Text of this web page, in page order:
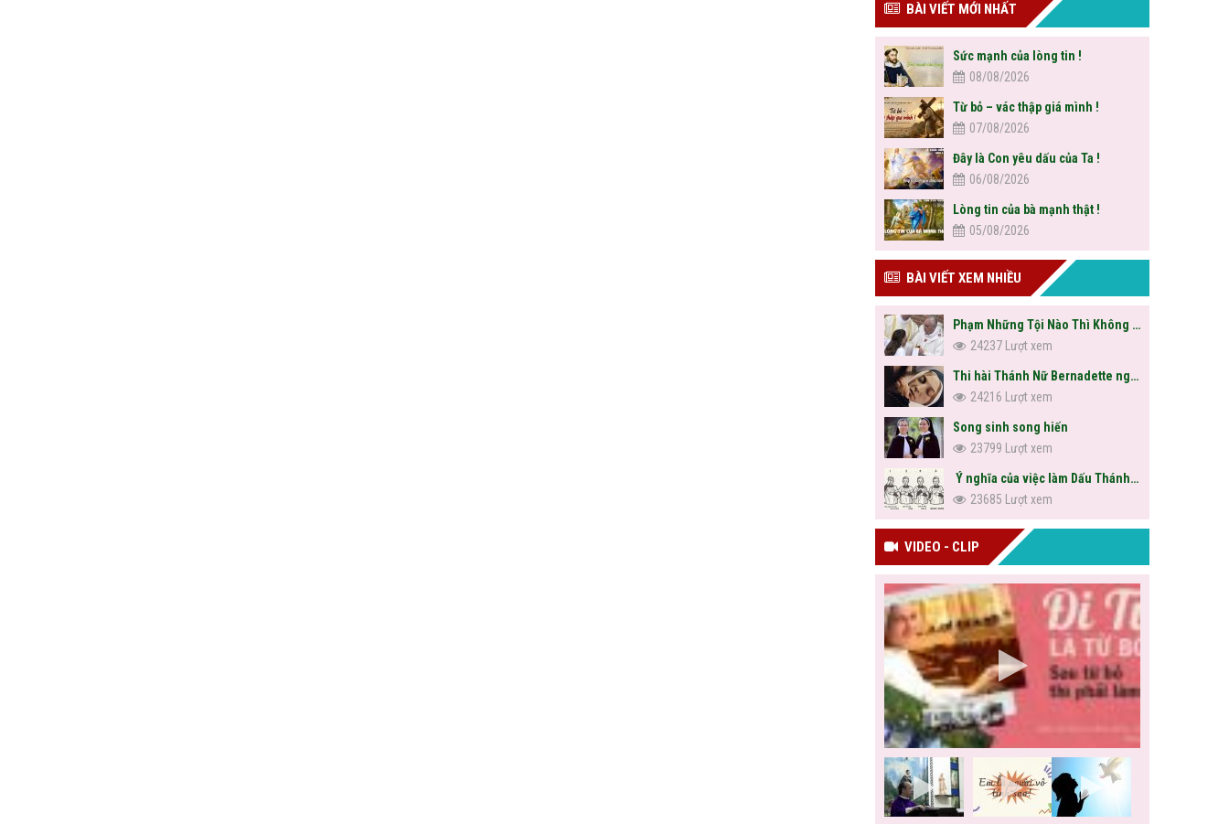
BÀI VIẾT MỚI NHẤT
Sức mạnh của lòng tin !
08/08/2026
Từ bỏ – vác thập giá mình !
07/08/2026
Đây là Con yêu dấu của Ta !
06/08/2026
Lòng tin của bà mạnh thật !
05/08/2026
BÀI VIẾT XEM NHIỀU
Phạm Những Tội Nào Thì Không Được Rước Lễ?
24237 Lượt xem
Thi hài Thánh Nữ Bernadette nguyên vẹn sau hơn trăm năm
24216 Lượt xem
Song sinh song hiến
23799 Lượt xem
Ý nghĩa của việc làm Dấu Thánh Giá
23685 Lượt xem
VIDEO - CLIP